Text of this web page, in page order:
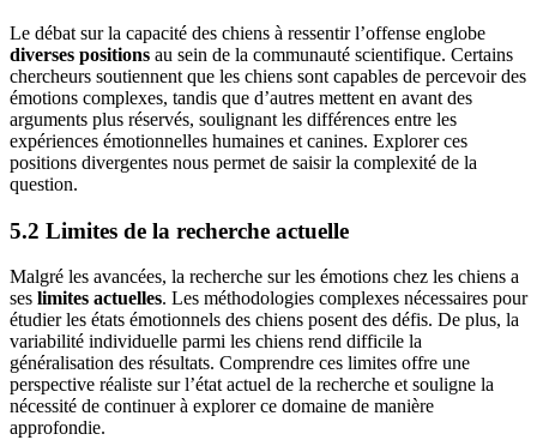
Le débat sur la capacité des chiens à ressentir l’offense englobe
diverses positions au sein de la communauté scientifique. Certains
chercheurs soutiennent que les chiens sont capables de percevoir des
émotions complexes, tandis que d’autres mettent en avant des
arguments plus réservés, soulignant les différences entre les
expériences émotionnelles humaines et canines. Explorer ces
positions divergentes nous permet de saisir la complexité de la
question.
5.2 Limites de la recherche actuelle
Malgré les avancées, la recherche sur les émotions chez les chiens a
ses limites actuelles. Les méthodologies complexes nécessaires pour
étudier les états émotionnels des chiens posent des défis. De plus, la
variabilité individuelle parmi les chiens rend difficile la
généralisation des résultats. Comprendre ces limites offre une
perspective réaliste sur l’état actuel de la recherche et souligne la
nécessité de continuer à explorer ce domaine de manière
approfondie.